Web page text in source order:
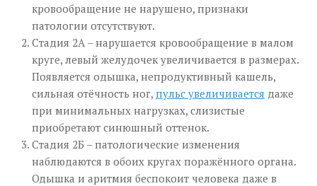
кровообращение не нарушено, признаки
патологии отсутствуют.
Стадия 2А – нарушается кровообращение в малом
круге, левый желудочек увеличивается в размерах.
Появляется одышка, непродуктивный кашель,
сильная отёчность ног, пульс увеличивается даже
при минимальных нагрузках, слизистые
приобретают синюшный оттенок.
Стадия 2Б – патологические изменения
наблюдаются в обоих кругах поражённого органа.
Одышка и аритмия беспокоит человека даже в